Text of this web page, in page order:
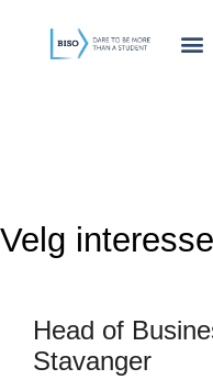
innholdet
Velg
Head of
Stavanger